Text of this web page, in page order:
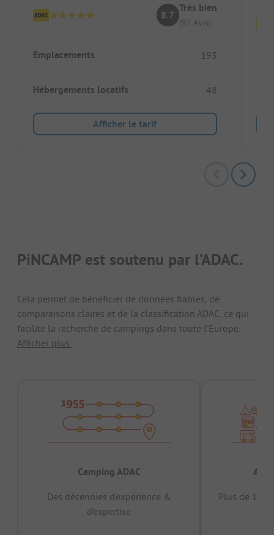
8.7
Très bien
(97 Avis)
Emplacements 193
Hébergements locatifs 48
Afficher le tarif
PiNCAMP est soutenu par l’ADAC.
Cela permet de bénéficier de données fiables, de
comparaisons claires et de la classification ADAC, ce qui
facilite la recherche de campings dans toute l'Europe.
Afficher plus.
Camping ADAC
Des décennies d’expérience &
d’expertise
Plus de 15